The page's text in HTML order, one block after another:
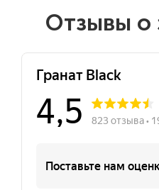
Отзывы о